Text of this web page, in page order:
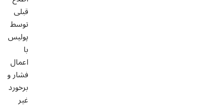
قبلی
توسط
پولیس
با
اعمال
فشار و
برخورد
غیر